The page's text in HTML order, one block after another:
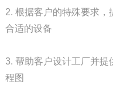
2. 根据客户的特殊要求
合适的设备
3. 帮助客户设计工厂并提
程图